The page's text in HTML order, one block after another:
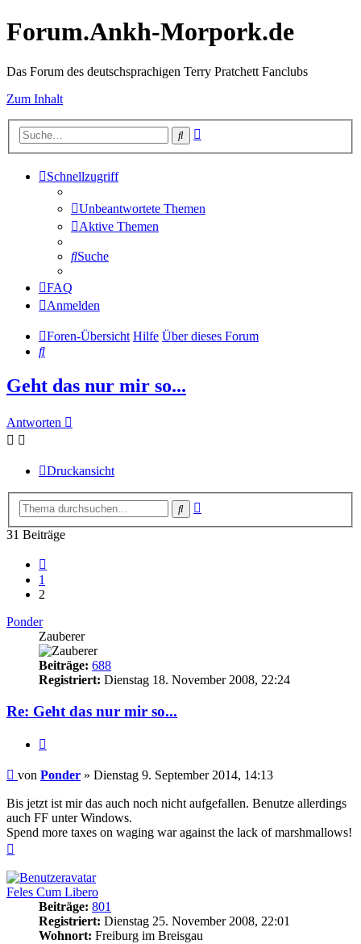
Forum.Ankh-Morpork.de
Das Forum des deutschsprachigen Terry Pratchett Fanclubs
Zum Inhalt
Suche
Schnellzugriff
Unbeantwortete Themen
Aktive Themen
Suche
FAQ
Anmelden
Foren-Übersicht Hilfe Über dieses Forum
Suche
Geht das nur mir so...
Antworten
Druckansicht
Suche
31 Beiträge
1
2
Ponder
Zauberer
Beiträge: 688
Registriert: Dienstag 18. November 2008, 22:24
Re: Geht das nur mir so...
Beitrag
von Ponder » Dienstag 9. September 2014, 14:13
Bis jetzt ist mir das auch noch nicht aufgefallen. Benutze allerdings
auch FF unter Windows.
Spend more taxes on waging war against the lack of marshmallows!
Feles Cum Libero
Beiträge: 801
Registriert: Dienstag 25. November 2008, 22:01
Wohnort: Freiburg im Breisgau